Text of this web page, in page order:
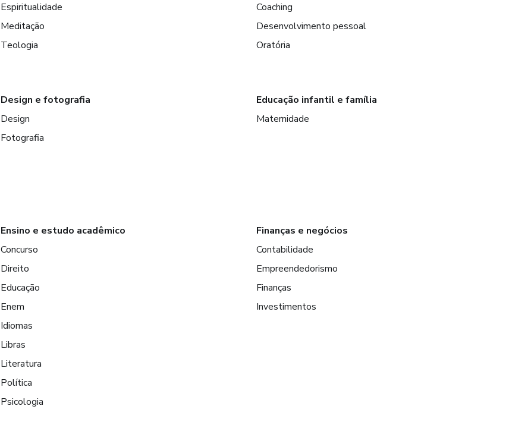
Espiritualidade
Meditação
Teologia
Coaching
Desenvolvimento pessoal
Oratória
Design e fotografia
Design
Fotografia
Educação infantil e família
Maternidade
Ensino e estudo acadêmico
Concurso
Direito
Educação
Enem
Idiomas
Libras
Literatura
Política
Psicologia
Finanças e negócios
Contabilidade
Empreendedorismo
Finanças
Investimentos